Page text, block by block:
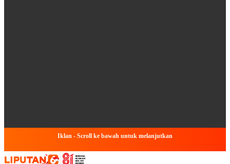
Iklan - Scroll ke bawah untuk melanjutkan